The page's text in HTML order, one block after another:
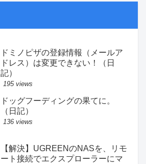
ドミノピザの登録情報（メールア
ドレス）は変更できない！（日
記）
195 views
ドッグフーディングの果てに。
（日記）
136 views
【解決】UGREENのNASを、リモ
ート接続でエクスプローラーにマ